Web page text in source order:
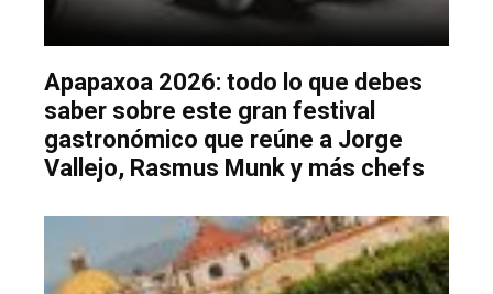
Apapaxoa 2026: todo lo que debes
saber sobre este gran festival
gastronómico que reúne a Jorge
Vallejo, Rasmus Munk y más chefs